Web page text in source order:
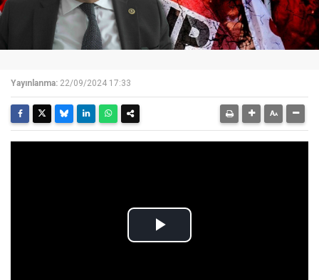
Yayınlanma: 22/09/2024 17:33